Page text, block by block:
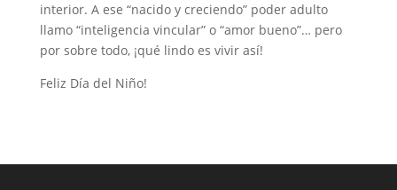
interior. A ese “nacido y creciendo” poder adulto
llamo “inteligencia vincular” o “amor bueno”… pero
por sobre todo, ¡qué lindo es vivir así!
Feliz Día del Niño!